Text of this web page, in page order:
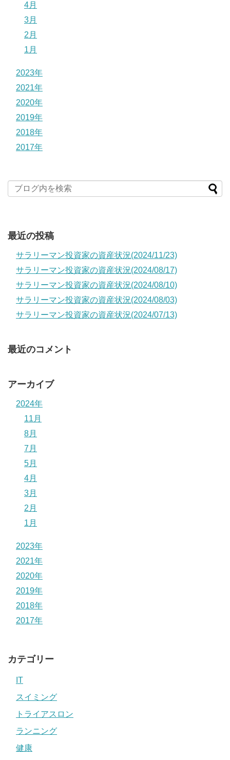
4月
3月
2月
1月
2023年
2021年
2020年
2019年
2018年
2017年
最近の投稿
サラリーマン投資家の資産状況(2024/11/23)
サラリーマン投資家の資産状況(2024/08/17)
サラリーマン投資家の資産状況(2024/08/10)
サラリーマン投資家の資産状況(2024/08/03)
サラリーマン投資家の資産状況(2024/07/13)
最近のコメント
アーカイブ
2024年
11月
8月
7月
5月
4月
3月
2月
1月
2023年
2021年
2020年
2019年
2018年
2017年
カテゴリー
IT
スイミング
トライアスロン
ランニング
健康